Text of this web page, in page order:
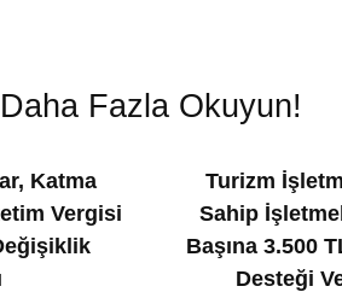
Daha Fazla Okuyun!
Katma
Vergisi
Turizm
Sahip
Başına 3.500
Desteği